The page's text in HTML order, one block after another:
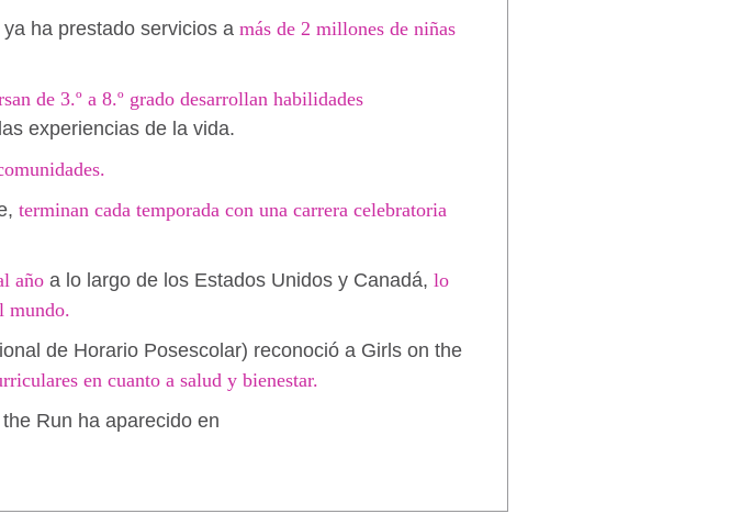
ya ha prestado servicios a más de 2 millones de niñas
de 3.º a 8.º grado desarrollan habilidades
experiencias de la vida.
terminan cada temporada con una carrera celebratoria
año a lo largo de los Estados Unidos y Canadá, lo
mundo.
de Horario Posescolar) reconoció a Girls on the
en cuanto a salud y bienestar.
Run ha aparecido en